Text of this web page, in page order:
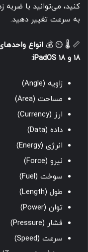
کنید، می‌توانید با
به سرعت تغییر دهید.
📏 🌡️ ⏲️ 💰
18 و iPadOS 18:
زاویه (Angle)
مساحت (Area)
ارز (Currency)
داده (Data)
انرژی (Energy)
نیرو (Force)
سوخت (Fuel)
طول (Length)
توان (Power)
فشار (Pressure)
سرعت (Speed)